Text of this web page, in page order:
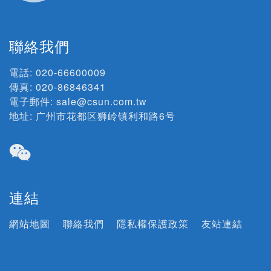
聯絡我們
電話: 020-66600009
傳真: 020-86846341
電子郵件: sale@csun.com.tw
地址: 广州市花都区狮岭镇利和路6号
連結
網站地圖 聯絡我們 隱私權保護政策 友站連結